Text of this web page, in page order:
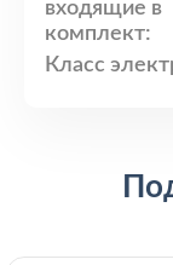
входящие в
комплект:
Класс